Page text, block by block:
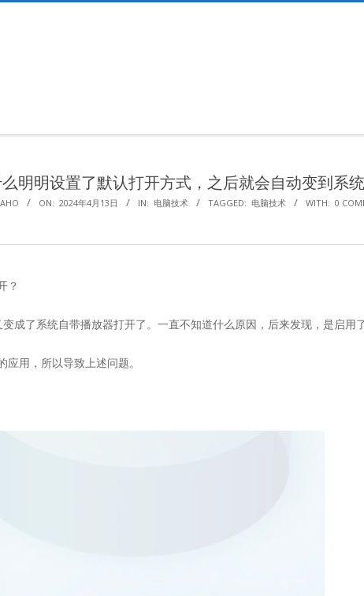
明明设置了默认打开方式，之后就会自动变到系
ON: 2024年4月13日 IN: 电脑技术 TAGGED: 电脑技术 WITH: 0
？
了系统自带播放器打开了。一直不知道什么原因，后来发现，是启用
用，所以导致上述问题。